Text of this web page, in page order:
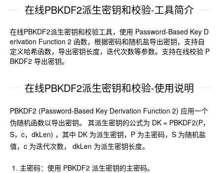
在线PBKDF2派生密钥和校验-工具简介
在线PBKDF2派生密钥和校验工具，使用 Password-Based Key D
erivation Function 2 函数，根据密码和随机盐导出密钥，支持自
定义哈希函数，导出密钥长度，迭代次数等参数。支持在线校验 P
BKDF2 导出密钥。
在线PBKDF2派生密钥和校验-使用说明
PBKDF2 (Password-Based Key Derivation Function 2) 应用一个
伪随机函数以导出密钥。 其派生密钥的公式为 DK = PBKDF2(P，
S，c，dkLen) ，其中 DK 为派生密钥，P 为主密码，S 为随机盐
值，c 为迭代次数， dkLen 为派生密钥长度。
主密码：使用 PBKDF2 派生密钥的主密码。